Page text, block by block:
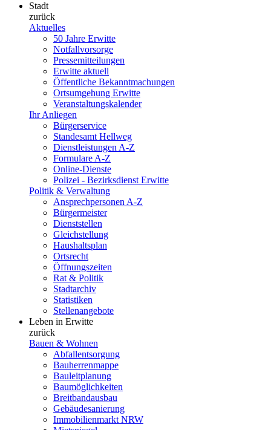
Stadt
zurück
Aktuelles
50 Jahre Erwitte
Notfallvorsorge
Pressemitteilungen
Erwitte aktuell
Öffentliche Bekanntmachungen
Ortsumgehung Erwitte
Veranstaltungskalender
Ihr Anliegen
Bürgerservice
Standesamt Hellweg
Dienstleistungen A-Z
Formulare A-Z
Online-Dienste
Polizei - Bezirksdienst Erwitte
Politik & Verwaltung
Ansprechpersonen A-Z
Bürgermeister
Dienststellen
Gleichstellung
Haushaltsplan
Ortsrecht
Öffnungszeiten
Rat & Politik
Stadtarchiv
Statistiken
Stellenangebote
Leben in Erwitte
zurück
Bauen & Wohnen
Abfallentsorgung
Bauherrenmappe
Bauleitplanung
Baumöglichkeiten
Breitbandausbau
Gebäudesanierung
Immobilienmarkt NRW